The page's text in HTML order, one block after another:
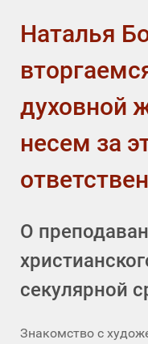
Наталья
духовной
несем за
О
секулярной
Знакомство с